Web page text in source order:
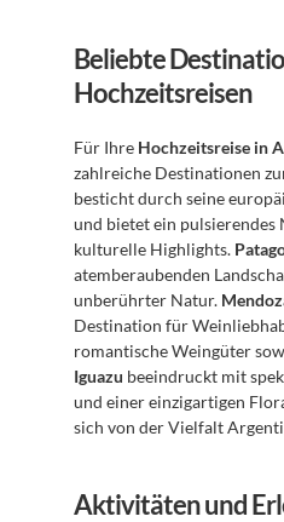
Beliebte
Hochzeitsreisen
Für Ihre Hochzeitsreise in
zahlreiche Destinationen
besticht durch seine
und bietet ein pulsierendes
kulturelle Highlights.
atemberaubenden
unberührter Natur.
Destination für
Iguazu beeindruckt mit
und einer einzigartigen
sich von der Vielfalt
Aktivitäten und